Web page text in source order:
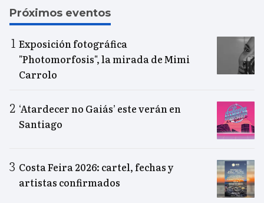
Próximos eventos
Exposición fotográfica
"Photomorfosis", la mirada de Mimi
Carrolo
‘Atardecer no Gaiás’ este verán en
Santiago
Costa Feira 2026: cartel, fechas y
artistas confirmados